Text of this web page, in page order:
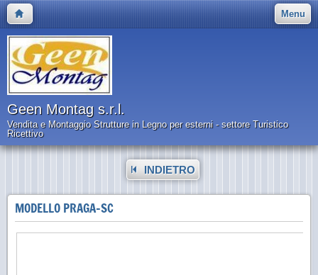
Menu
Geen Montag s.r.l.
Vendita e Montaggio Strutture in Legno per esterni - settore Turistico
Ricettivo
INDIETRO
MODELLO PRAGA-SC